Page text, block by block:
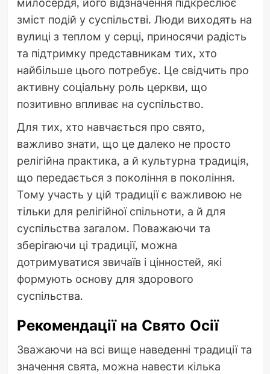
зміст подій у суспільстві. Люди виходять на
вулиці з теплом у серці, приносячи радість
та підтримку представникам тих, хто
найбільше цього потребує. Це свідчить про
активну соціальну роль церкви, що
позитивно впливає на суспільство.
Для тих, хто навчається про свято,
важливо знати, що це далеко не просто
релігійна практика, а й культурна традиція,
що передається з покоління в покоління.
Тому участь у цій традиції є важливою не
тільки для релігійної спільноти, а й для
суспільства загалом. Поважаючи та
зберігаючи ці традиції, можна
дотримуватися звичаїв і цінностей, які
формують основу для здорового
суспільства.
Рекомендації на Свято Осії
Зважаючи на всі вище наведенні традиції та
значення свята, можна навести кілька